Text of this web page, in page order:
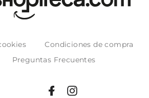
Condiciones de compra
Preguntas Frecuentes